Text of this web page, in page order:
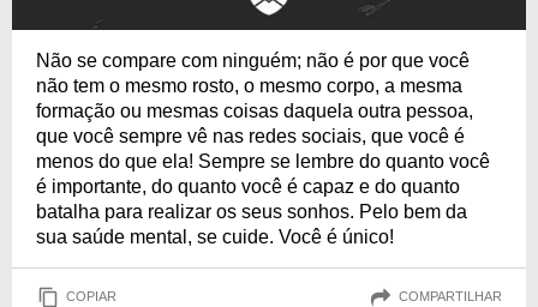
Não se compare com ninguém; não é por que você
não tem o mesmo rosto, o mesmo corpo, a mesma
formação ou mesmas coisas daquela outra pessoa,
que você sempre vê nas redes sociais, que você é
menos do que ela! Sempre se lembre do quanto você
é importante, do quanto você é capaz e do quanto
batalha para realizar os seus sonhos. Pelo bem da
sua saúde mental, se cuide. Você é único!
COPIAR COMPARTILHAR